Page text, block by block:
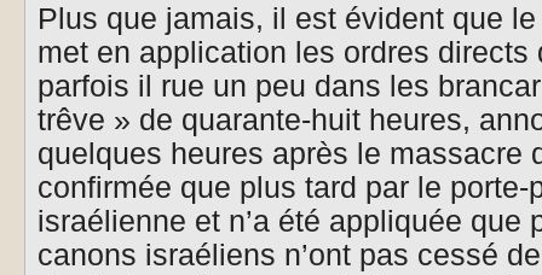
Plus que jamais, il est évident que
met en application les ordres
parfois il rue un peu dans les
trêve » de quarante-huit heures,
quelques heures après le massacre
confirmée que plus tard par le porte-
israélienne et n’a été appliquée que
canons israéliens n’ont pas cessé